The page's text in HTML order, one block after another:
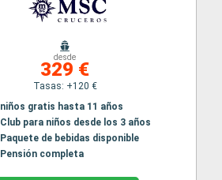
desde
329 €
Tasas: +120 €
niños gratis hasta 11 años
Club para niños desde los 3 años
Paquete de bebidas disponible
Pensión completa